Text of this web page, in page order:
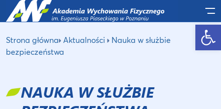
Otwórz pasek narzędzi
Strona główna Aktualności
Nauka w służbie
bezpieczeństwa
NAUKA W SŁUŻBIE